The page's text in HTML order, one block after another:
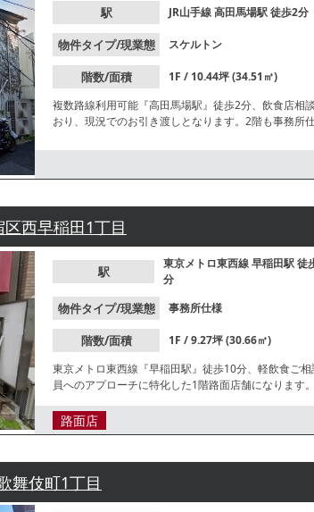
駅 JR山手線高田馬場駅徒歩2分
物件タイプ/現業態 スケルトン
階数/面積
1F / 10.44坪 (34.51㎡)
複数路線利用可能『高田馬場駅』徒歩2分、飲食店相
おり、現況でのお引き渡しとなります。2階も事務所
西早稲田1丁目
駅
東京メトロ東西線早稲田駅徒
分
物件タイプ/現業態 事務所仕様
階数/面積
1F / 9.27坪 (30.66㎡)
東京メトロ東西線『早稲田駅』徒歩10分、軽飲食ご
員へのアプローチに特化した1階路面店舗になりま
路面店
舞伎町1丁目